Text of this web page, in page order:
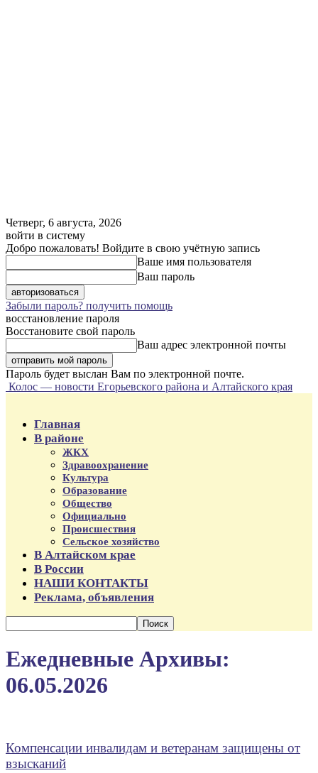
Четверг, 6 августа, 2026
войти в систему
Добро пожаловать! Войдите в свою учётную запись
Ваше имя пользователя
Ваш пароль
Забыли пароль? получить помощь
восстановление пароля
Восстановите свой пароль
Ваш адрес электронной почты
Пароль будет выслан Вам по электронной почте.
Колос — новости Егорьевского района и Алтайского края
Главная
В районе
ЖКХ
Здравоохранение
Культура
Образование
Общество
Официально
Происшествия
Сельское хозяйство
В Алтайском крае
В России
НАШИ КОНТАКТЫ
Реклама, объявления
Ежедневные Архивы:
06.05.2026
Компенсации инвалидам и ветеранам защищены от
взысканий